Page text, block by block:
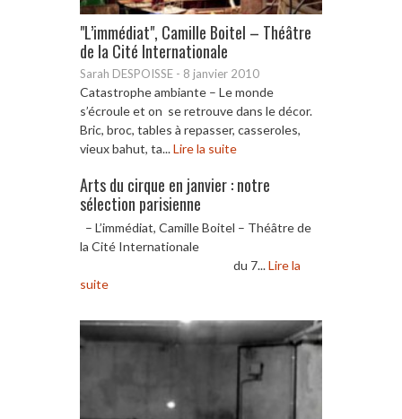
"L’immédiat", Camille Boitel – Théâtre
de la Cité Internationale
Sarah DESPOISSE - 8 janvier 2010
Catastrophe ambiante – Le monde
s’écroule et on se retrouve dans le décor.
Bric, broc, tables à repasser, casseroles,
vieux bahut, ta...Lire la suite
Arts du cirque en janvier : notre
sélection parisienne
– L’immédiat, Camille Boitel – Théâtre de
la Cité Internationale
du 7...Lire la
suite